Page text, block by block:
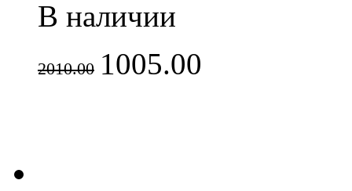
В наличии
2010.00 1005.00